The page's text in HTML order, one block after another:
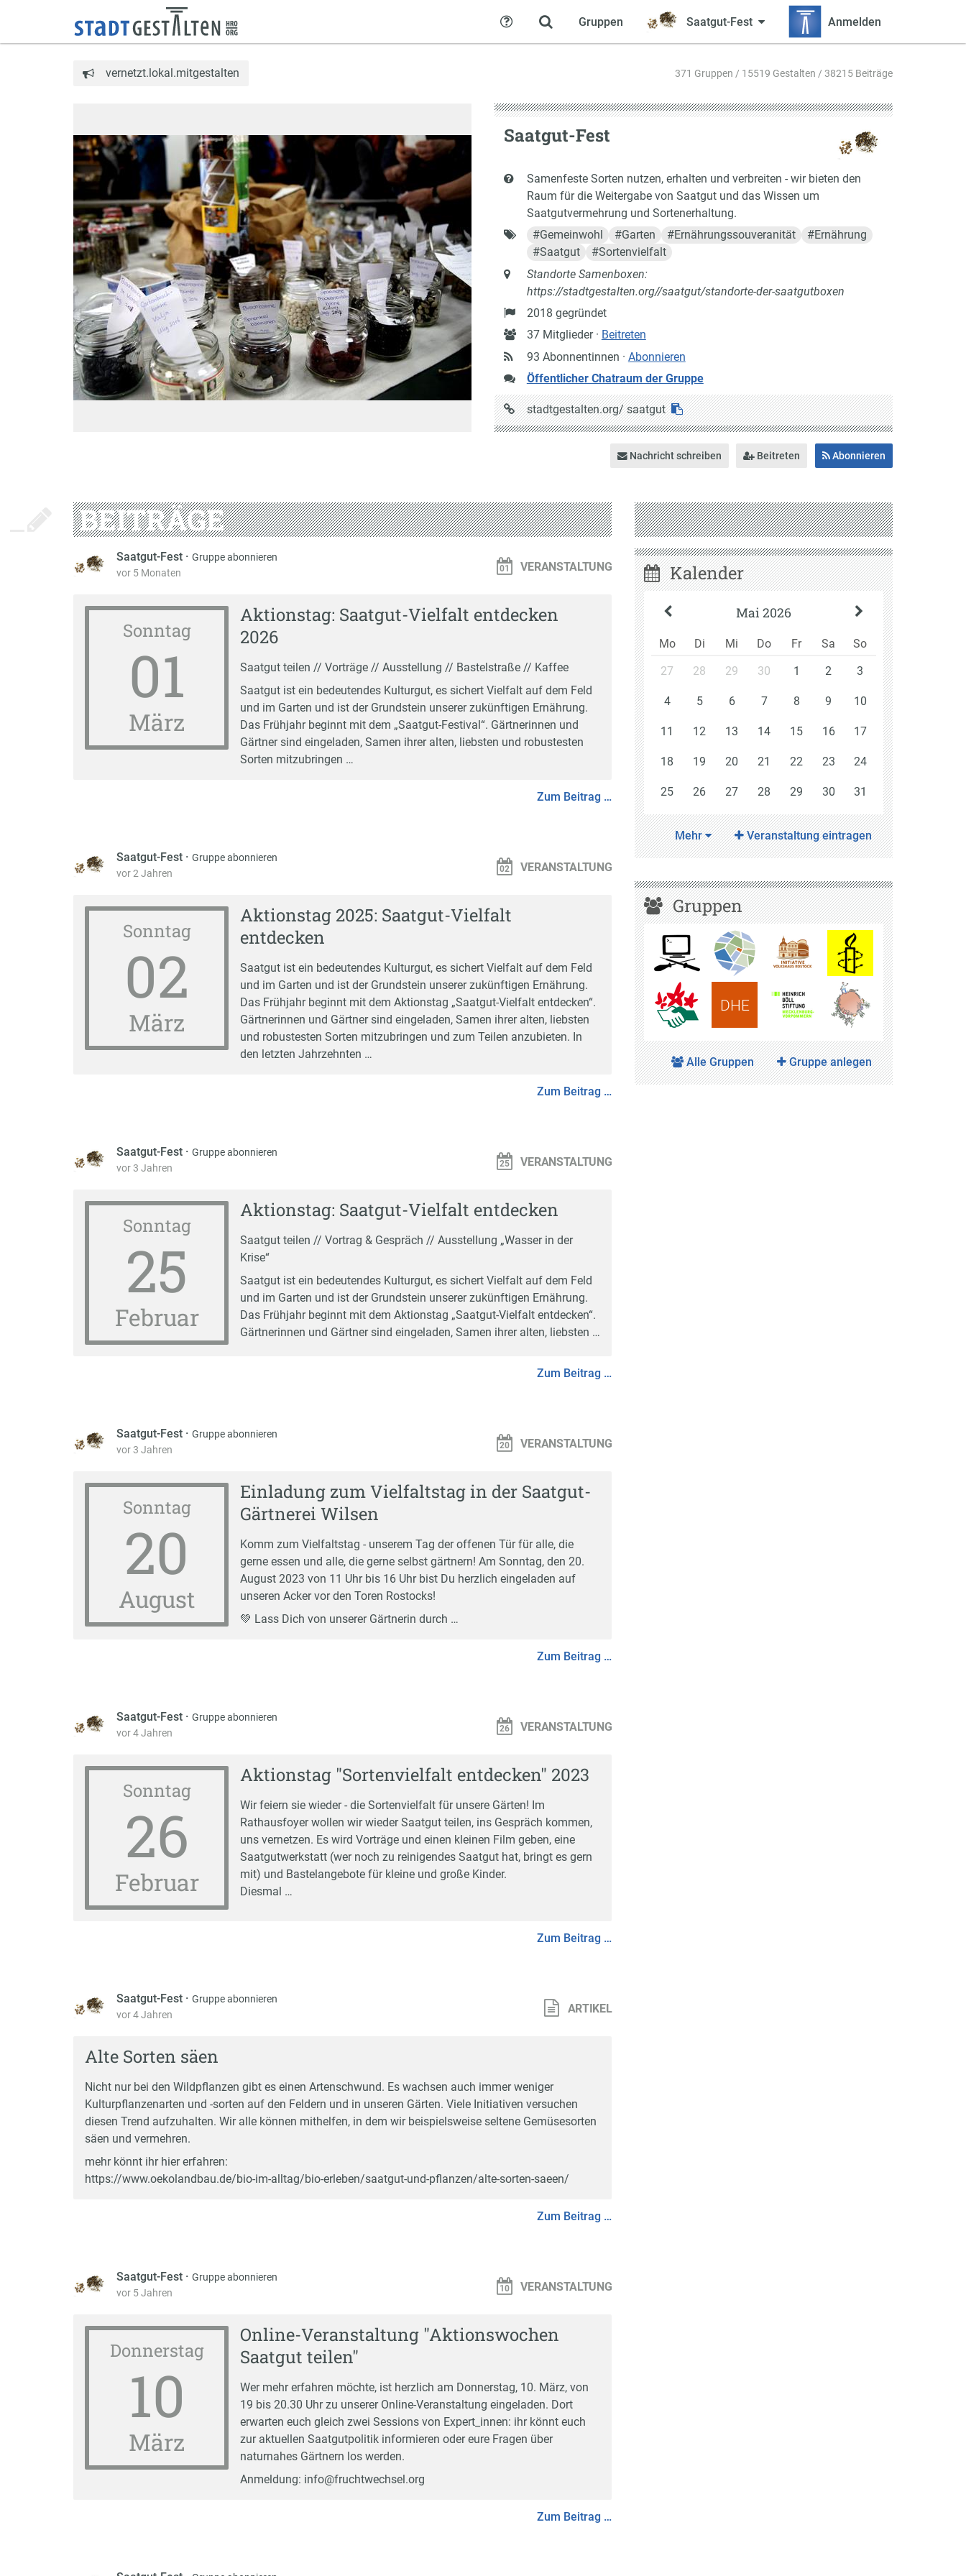
Gruppen Saatgut-Fest Anmelden
Hilfe
vernetzt.lokal.mitgestalten 371 Gruppen / 15519 Gestalten / 38215 Beiträge
Saatgut-Fest
Kurzbeschreibung
Samenfeste Sorten nutzen, erhalten und verbreiten - wir bieten den
Raum für die Weitergabe von Saatgut und das Wissen um
Saatgutvermehrung und Sortenerhaltung.
Schlagworte
#Gemeinwohl #Garten #Ernährungssouveranität #Ernährung
#Saatgut #Sortenvielfalt
Anschrift
Standorte Samenboxen:
https://stadtgestalten.org//saatgut/standorte-der-saatgutboxen
Gründung
2018 gegründet
Anzahl
Mitglieder
37 Mitglieder · Beitreten
93 Abonnentinnen · Abonnieren
Öffentlicher Chatraum der Gruppe
URL
auf
stadtgestalten.org/ saatgut
Nachricht schreiben Beitreten Abonnieren
BEITRÄGE
Saatgut-Fest · Gruppe abonnieren
vor 5 Monaten
VERANSTALTUNG
Sonntag
01
März
Aktionstag: Saatgut-Vielfalt entdecken
2026
Saatgut teilen // Vorträge // Ausstellung // Bastelstraße // Kaffee
Saatgut ist ein bedeutendes Kulturgut, es sichert Vielfalt auf dem Feld
und im Garten und ist der Grundstein unserer zukünftigen Ernährung.
Das Frühjahr beginnt mit dem „Saatgut-Festival“. Gärtnerinnen und
Gärtner sind eingeladen, Samen ihrer alten, liebsten und robustesten
Sorten mitzubringen …
Zum Beitrag …
Saatgut-Fest · Gruppe abonnieren
vor 2 Jahren
VERANSTALTUNG
Sonntag
02
März
Aktionstag 2025: Saatgut-Vielfalt
entdecken
Saatgut ist ein bedeutendes Kulturgut, es sichert Vielfalt auf dem Feld
und im Garten und ist der Grundstein unserer zukünftigen Ernährung.
Das Frühjahr beginnt mit dem Aktionstag „Saatgut-Vielfalt entdecken“.
Gärtnerinnen und Gärtner sind eingeladen, Samen ihrer alten, liebsten
und robustesten Sorten mitzubringen und zum Teilen anzubieten. In
den letzten Jahrzehnten …
Zum Beitrag …
Saatgut-Fest · Gruppe abonnieren
vor 3 Jahren
VERANSTALTUNG
Sonntag
25
Februar
Aktionstag: Saatgut-Vielfalt entdecken
Saatgut teilen // Vortrag & Gespräch // Ausstellung „Wasser in der
Krise“
Saatgut ist ein bedeutendes Kulturgut, es sichert Vielfalt auf dem Feld
und im Garten und ist der Grundstein unserer zukünftigen Ernährung.
Das Frühjahr beginnt mit dem Aktionstag „Saatgut-Vielfalt entdecken“.
Gärtnerinnen und Gärtner sind eingeladen, Samen ihrer alten, liebsten …
Zum Beitrag …
Saatgut-Fest · Gruppe abonnieren
vor 3 Jahren
VERANSTALTUNG
Sonntag
20
August
Einladung zum Vielfaltstag in der Saatgut-
Gärtnerei Wilsen
Komm zum Vielfaltstag - unserem Tag der offenen Tür für alle, die
gerne essen und alle, die gerne selbst gärtnern! Am Sonntag, den 20.
August 2023 von 11 Uhr bis 16 Uhr bist Du herzlich eingeladen auf
unseren Acker vor den Toren Rostocks!
💚 Lass Dich von unserer Gärtnerin durch …
Zum Beitrag …
Saatgut-Fest · Gruppe abonnieren
vor 4 Jahren
VERANSTALTUNG
Sonntag
26
Februar
Aktionstag "Sortenvielfalt entdecken" 2023
Wir feiern sie wieder - die Sortenvielfalt für unsere Gärten! Im
Rathausfoyer wollen wir wieder Saatgut teilen, ins Gespräch kommen,
uns vernetzen. Es wird Vorträge und einen kleinen Film geben, eine
Saatgutwerkstatt (wer noch zu reinigendes Saatgut hat, bringt es gern
mit) und Bastelangebote für kleine und große Kinder.
Diesmal …
Zum Beitrag …
Saatgut-Fest · Gruppe abonnieren
vor 4 Jahren
ARTIKEL
Alte Sorten säen
Nicht nur bei den Wildpflanzen gibt es einen Artenschwund. Es wachsen auch immer weniger
Kulturpflanzenarten und -sorten auf den Feldern und in unseren Gärten. Viele Initiativen versuchen
diesen Trend aufzuhalten. Wir alle können mithelfen, in dem wir beispielsweise seltene Gemüsesorten
säen und vermehren.
mehr könnt ihr hier erfahren:
https://www.oekolandbau.de/bio-im-alltag/bio-erleben/saatgut-und-pflanzen/alte-sorten-saeen/
Zum Beitrag …
Saatgut-Fest · Gruppe abonnieren
vor 5 Jahren
VERANSTALTUNG
Donnerstag
10
März
Online-Veranstaltung "Aktionswochen
Saatgut teilen"
Wer mehr erfahren möchte, ist herzlich am Donnerstag, 10. März, von
19 bis 20.30 Uhr zu unserer Online-Veranstaltung eingeladen. Dort
erwarten euch gleich zwei Sessions von Expert_innen: ihr könnt euch
zur aktuellen Saatgutpolitik informieren oder eure Fragen über
naturnahes Gärtnern los werden.
Anmeldung: info@fruchtwechsel.org
Zum Beitrag …
Kalender
Mai 2026
Mo Di Mi Do Fr Sa
So
27
28 29 30 1 2 3
4 5 6 7 8 9 10
11 12 13 14 15 16 17
18 19 20 21 22 23 24
25 26 27 28 29 30 31
Mehr Veranstaltung eintragen
Gruppen
DHE
Alle Gruppen Gruppe anlegen